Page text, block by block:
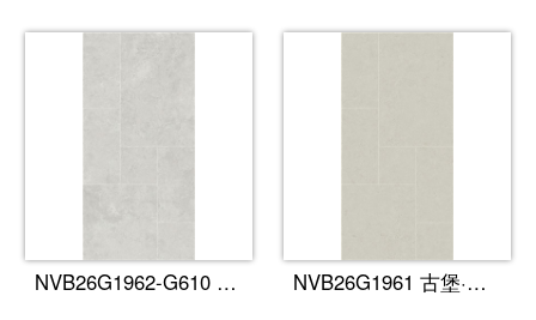
NVB26G1962-G610 古堡·云白 NVB26G1961 古堡·初杏